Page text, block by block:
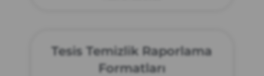
Tesis Temizlik Raporlama
Formatları